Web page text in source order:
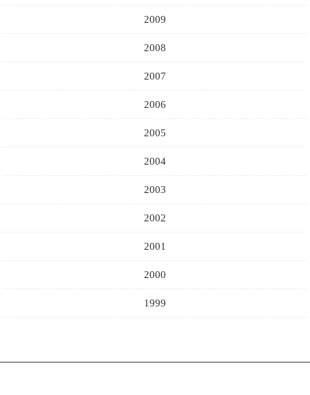
2009
2008
2007
2006
2005
2004
2003
2002
2001
2000
1999